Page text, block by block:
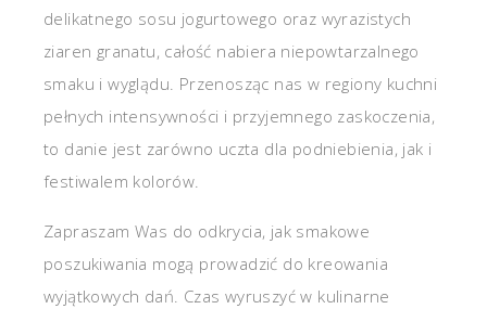
delikatnego sosu jogurtowego oraz wyrazistych
ziaren granatu, całość nabiera niepowtarzalnego
smaku i wyglądu. Przenosząc nas w regiony kuchni
pełnych intensywności i przyjemnego zaskoczenia,
to danie jest zarówno uczta dla podniebienia, jak i
festiwalem kolorów.
Zapraszam Was do odkrycia, jak smakowe
poszukiwania mogą prowadzić do kreowania
wyjątkowych dań. Czas wyruszyć w kulinarne